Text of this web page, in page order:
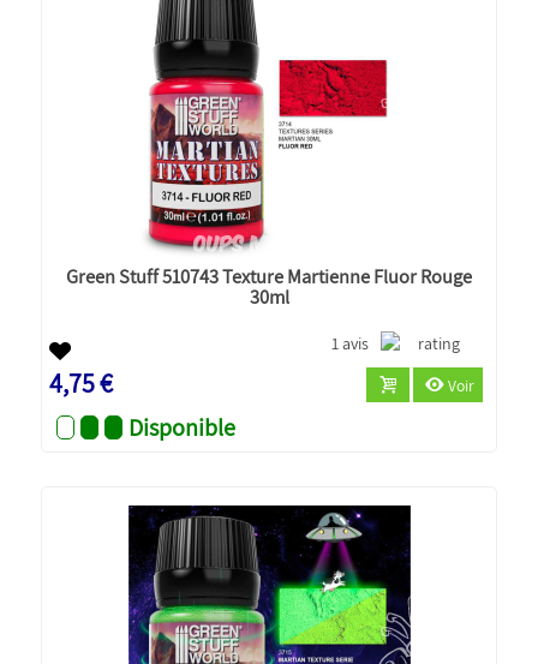
Green Stuff 510743 Texture Martienne Fluor Rouge
30ml
1 avis
4,75 € Voir
Disponible